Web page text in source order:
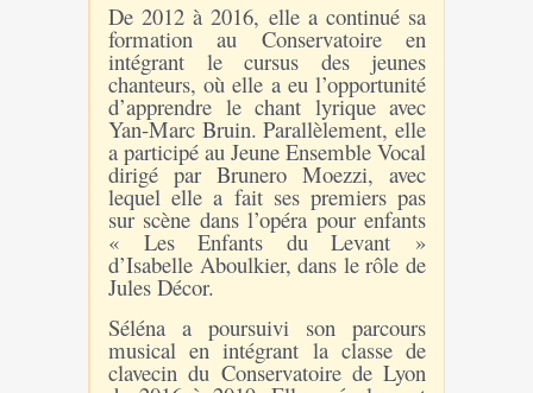
De 2012 à 2016, elle a continué sa
formation au Conservatoire en
intégrant le cursus des jeunes
chanteurs, où elle a eu l’opportunité
d’apprendre le chant lyrique avec
Yan-Marc Bruin. Parallèlement, elle
a participé au Jeune Ensemble Vocal
dirigé par Brunero Moezzi, avec
lequel elle a fait ses premiers pas
sur scène dans l’opéra pour enfants
« Les Enfants du Levant »
d’Isabelle Aboulkier, dans le rôle de
Jules Décor.
Séléna a poursuivi son parcours
musical en intégrant la classe de
clavecin du Conservatoire de Lyon